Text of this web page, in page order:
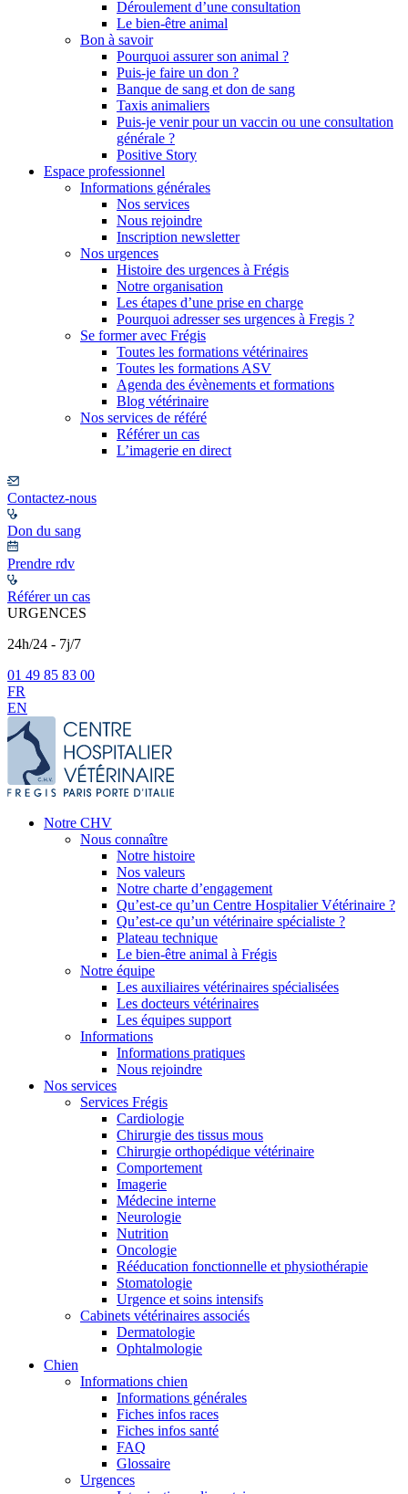
Déroulement d’une consultation
Le bien-être animal
Bon à savoir
Pourquoi assurer son animal ?
Puis-je faire un don ?
Banque de sang et don de sang
Taxis animaliers
Puis-je venir pour un vaccin ou une consultation
générale ?
Positive Story
Espace professionnel
Informations générales
Nos services
Nous rejoindre
Inscription newsletter
Nos urgences
Histoire des urgences à Frégis
Notre organisation
Les étapes d’une prise en charge
Pourquoi adresser ses urgences à Fregis ?
Se former avec Frégis
Toutes les formations vétérinaires
Toutes les formations ASV
Agenda des évènements et formations
Blog vétérinaire
Nos services de référé
Référer un cas
L’imagerie en direct
Contactez-nous
Don du sang
Prendre rdv
Référer un cas
URGENCES
24h/24 - 7j/7
01 49 85 83 00
FR
EN
Notre CHV
Nous connaître
Notre histoire
Nos valeurs
Notre charte d’engagement
Qu’est-ce qu’un Centre Hospitalier Vétérinaire ?
Qu’est-ce qu’un vétérinaire spécialiste ?
Plateau technique
Le bien-être animal à Frégis
Notre équipe
Les auxiliaires vétérinaires spécialisées
Les docteurs vétérinaires
Les équipes support
Informations
Informations pratiques
Nous rejoindre
Nos services
Services Frégis
Cardiologie
Chirurgie des tissus mous
Chirurgie orthopédique vétérinaire
Comportement
Imagerie
Médecine interne
Neurologie
Nutrition
Oncologie
Rééducation fonctionnelle et physiothérapie
Stomatologie
Urgence et soins intensifs
Cabinets vétérinaires associés
Dermatologie
Ophtalmologie
Chien
Informations chien
Informations générales
Fiches infos races
Fiches infos santé
FAQ
Glossaire
Urgences